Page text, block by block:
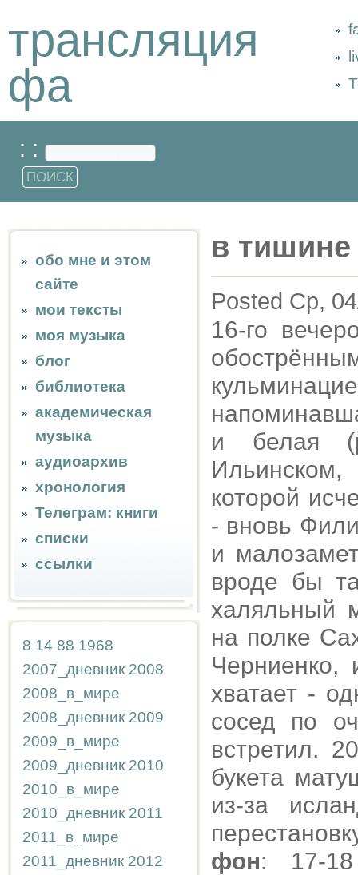
трансляция
фа
: :
обо мне и этом
сайте
мои тексты
моя музыка
блог
библиотека
академическая
музыка
аудиоархив
хронология
Телеграм: книги
списки
ссылки
8 14 88 1968
2007_дневник 2008
2008_в_мире
2008_дневник 2009
2009_в_мире
2009_дневник 2010
2010_в_мире
2010_дневник 2011
2011_в_мире
2011_дневник 2012
в тишине
Posted Ср,
16-го
и белая
которой
- вновь
и
вроде бы
халяльный
на полке
Черниенко,
хватает -
сосед по
встретил.
букета
из-за
фон: 17-